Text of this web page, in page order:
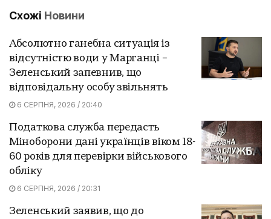
Схожі Новини
Абсолютно ганебна ситуація із
відсутністю води у Марганці –
Зеленський запевнив, що
відповідальну особу звільнять
6 СЕРПНЯ, 2026 / 20:40
Податкова служба передасть
Міноборони дані українців віком 18-
60 років для перевірки військового
обліку
6 СЕРПНЯ, 2026 / 20:31
Зеленський заявив, що до